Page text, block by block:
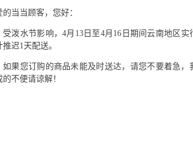
的当当顾客，您好：
受泼水节影响，4月13日至4月16日期间云南地区
推迟1天配送。
如果您订购的商品未能及时送达，请您不要着急
的不便请谅解！